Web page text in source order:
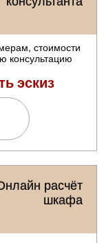
стоимости
консультацию
эскиз
расчёт
шкафа